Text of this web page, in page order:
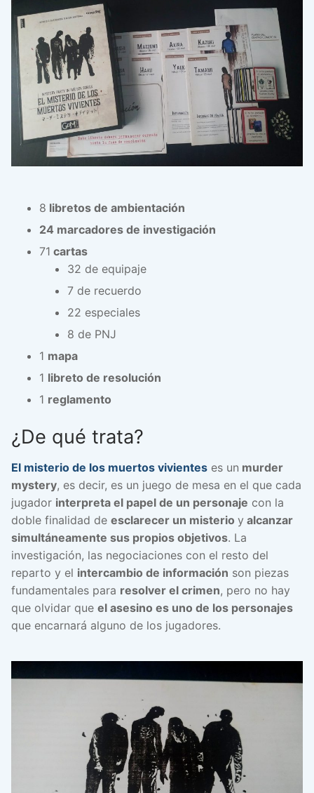
8 libretos de ambientación
24 marcadores de investigación
71 cartas
32 de equipaje
7 de recuerdo
22 especiales
8 de PNJ
1 mapa
1 libreto de resolución
1 reglamento
¿De qué trata?
El misterio de los muertos vivientes es un murder
mystery, es decir, es un juego de mesa en el que cada
jugador interpreta el papel de un personaje con la
doble finalidad de esclarecer un misterio y alcanzar
simultáneamente sus propios objetivos. La
investigación, las negociaciones con el resto del
reparto y el intercambio de información son piezas
fundamentales para resolver el crimen, pero no hay
que olvidar que el asesino es uno de los personajes
que encarnará alguno de los jugadores.